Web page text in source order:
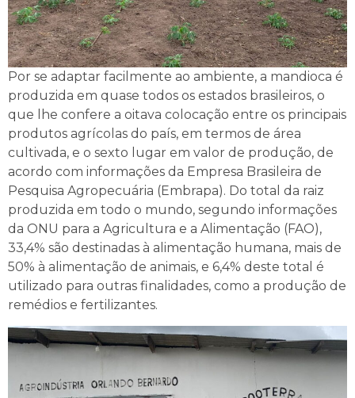
Por se adaptar facilmente ao ambiente, a mandioca é
produzida em quase todos os estados brasileiros, o
que lhe confere a oitava colocação entre os principais
produtos agrícolas do país, em termos de área
cultivada, e o sexto lugar em valor de produção, de
acordo com informações da Empresa Brasileira de
Pesquisa Agropecuária (Embrapa). Do total da raiz
produzida em todo o mundo, segundo informações
da ONU para a Agricultura e a Alimentação (FAO),
33,4% são destinadas à alimentação humana, mais de
50% à alimentação de animais, e 6,4% deste total é
utilizado para outras finalidades, como a produção de
remédios e fertilizantes.